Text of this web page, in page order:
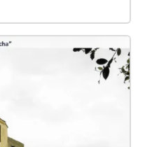
Ο περίπατος
από το Παλάτι του
ιστορική
υπήρξαν χώροι
αντοχής. Πάρα
καταπατήσεις οι